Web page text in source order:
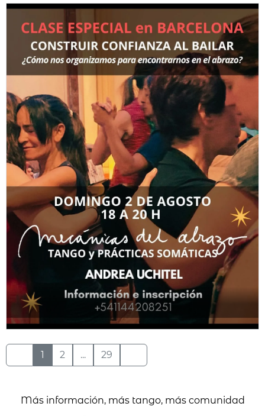
1 2 ... 29
Más información, más tango, más comunidad